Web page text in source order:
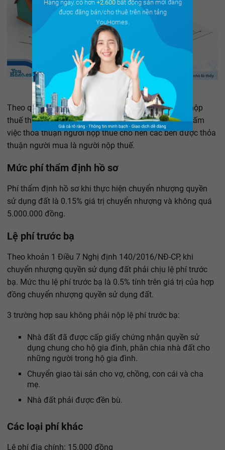
Thu nhập được miễn thuế
Theo quy định, người có thu nhập phải có nghĩa vụ nộp
thuế thu nhập cá nhân. Tuy nhiên, pháp luật không cấm
việc thỏa thuận người nộp thuế cho nên các bên được thỏa
thuận người mua là người nộp thuế.
Mức phí thẩm định hồ sơ
Phí thẩm định hồ sơ khi thực hiện chuyển nhượng quyền
sử dụng đất là 0.15% giá trị chuyển nhượng và không quá
5.000.000 đồng.
Lệ phí trước bạ
Theo khoản 1 Điều 7 Nghị định 140/2016/NĐ-CP, khi
chuyển nhượng quyền sử dụng đất phải chịu lệ phí trước
bạ. Mức thu lệ phí trước bạ là 0.5% tính trên giá trị của hợp
đồng chuyển nhượng quyền sử dụng đất.
3 trường hợp sau không phải nộp lệ phí trước bạ:
Nhà đất đã được cấp giấy chứng nhận quyền sử
dụng chung cho hộ gia đình, phân chia nhà đất cho
những người trong hộ gia đình.
Chuyển giao tài sản cho vợ, chồng, con cái và cha
mẹ.
Nhà đất phải được đền bù.
Các loại phí khác
Lệ phí địa chính: 15.000 đồng
Hàng ngày, có hơn +2.600bất động sản mới đang
được đăng bán/cho thuê trên nền tảng
YouHomes.